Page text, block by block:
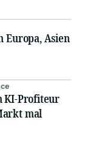
Europa, Asien
KI-Profiteur
mal